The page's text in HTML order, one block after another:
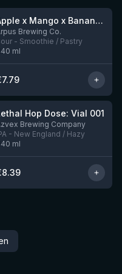
Nog 2Apple x Mango x Banana x Cinnamon Smoothie Sour Ale
Brewing Co.
- Smoothie / Pastry
ml
7.79
Nog 4
4.29
Hop Dose: Vial 001
Brewing Company
- New England / Hazy
ml
8.39